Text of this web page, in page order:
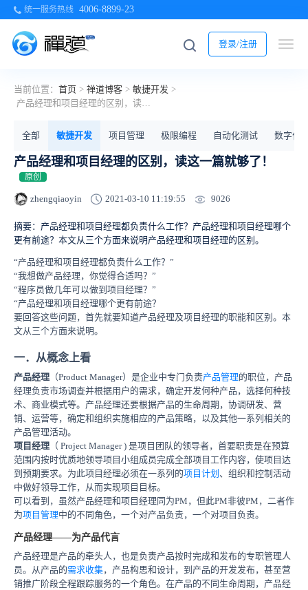
统一服务热线 4006-8899-23
登录/注册
当前位置： 首页 > 禅道博客 > 敏捷开发 >
产品经理和项目经理的区别，读这一篇就够了！
全部 敏捷开发 项目管理 极限编程 自动化测试 数字化
产品经理和项目经理的区别，读这一篇就够了！
原创
zhengqiaoyin 2021-03-10 11:19:55 9026
摘要：产品经理和项目经理都负责什么工作？产品经理和项目经理哪个
更有前途？本文从三个方面来说明产品经理和项目经理的区别。
“产品经理和项目经理都负责什么工作？”
“我想做产品经理，你觉得合适吗？”
“程序员做几年可以做到项目经理？”
“产品经理和项目经理哪个更有前途？
要回答这些问题，首先就要知道产品经理及项目经理的职能和区别。本
文从三个方面来说明。
一．从概念上看
产品经理 （Product Manager）是企业中专门负责产品管理的职位，产品
经理负责市场调查并根据用户的需求，确定开发何种产品，选择何种技
术、商业模式等。产品经理还要根据产品的生命周期，协调研发、营
销、运营等，确定和组织实施相应的产品策略，以及其他一系列相关的
产品管理活动。
项目经理 （ Project Manager ) 是项目团队的领导者，首要职责是在预算
范围内按时优质地领导项目小组成员完成全部项目工作内容，使项目达
到预期要求。为此项目经理必须在一系列的项目计划 、组织和控制活动
中做好领导工作，从而实现项目目标。
可以看到，虽然产品经理和项目经理同为PM，但此PM非彼PM，二者作
为项目管理中的不同角色，一个对产品负责，一个对项目负责。
产品经理——为产品代言
产品经理是产品的牵头人，也是负责产品按时完成和发布的专职管理人
员。从产品的需求收集，产品构思和设计，到产品的开发发布，甚至营
销推广阶段全程跟踪服务的一个角色。在产品的不同生命周期，产品经